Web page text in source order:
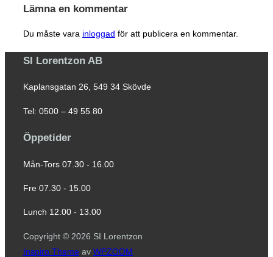
Lämna en kommentar
Du måste vara inloggad för att publicera en kommentar.
SI Lorentzon AB
Kaplansgatan 26, 549 34 Skövde
Tel: 0500 – 49 55 80
Öppetider
Mån-Tors 07.30 - 16.00
Fre 07.30 - 15.00
Lunch 12.00 - 13.00
Copyright © 2026 SI Lorentzon
Inspiro Theme av WPZOOM